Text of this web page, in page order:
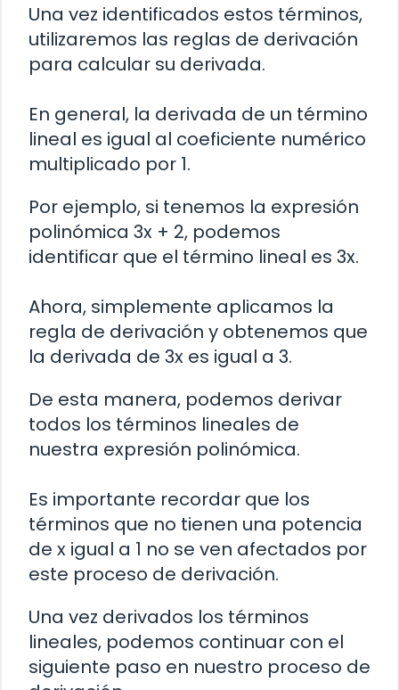
Una vez identificados estos términos,
utilizaremos las reglas de derivación
para calcular su derivada.
En general, la derivada de un término
lineal es igual al coeficiente numérico
multiplicado por 1.
Por ejemplo, si tenemos la expresión
polinómica 3x + 2, podemos
identificar que el término lineal es 3x.
Ahora, simplemente aplicamos la
regla de derivación y obtenemos que
la derivada de 3x es igual a 3.
De esta manera, podemos derivar
todos los términos lineales de
nuestra expresión polinómica.
Es importante recordar que los
términos que no tienen una potencia
de x igual a 1 no se ven afectados por
este proceso de derivación.
Una vez derivados los términos
lineales, podemos continuar con el
siguiente paso en nuestro proceso de